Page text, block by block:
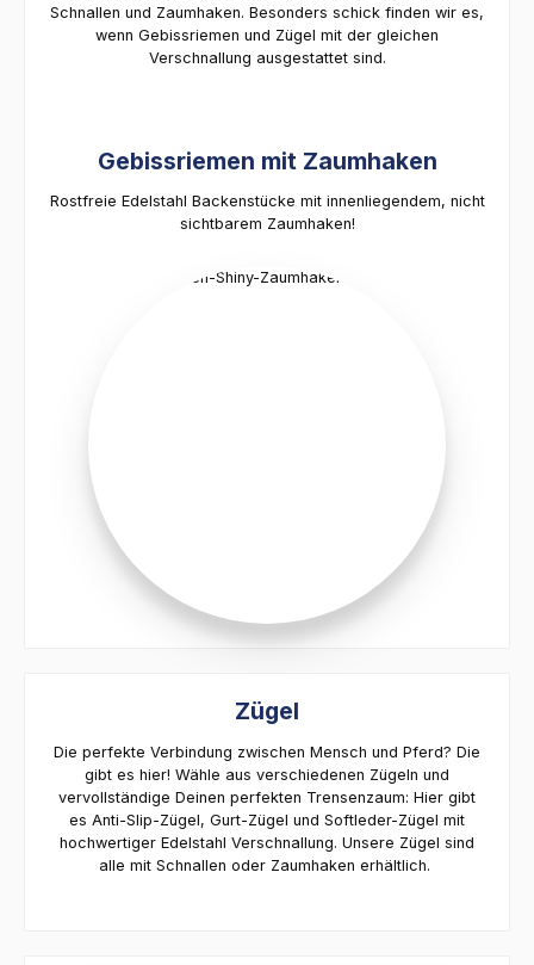
Schnallen und Zaumhaken. Besonders schick finden wir es,
wenn Gebissriemen und Zügel mit der gleichen
Verschnallung ausgestattet sind.
Gebissriemen mit Zaumhaken
Rostfreie Edelstahl Backenstücke mit innenliegendem, nicht
sichtbarem Zaumhaken!
Zügel
Die perfekte Verbindung zwischen Mensch und Pferd? Die
gibt es hier! Wähle aus verschiedenen Zügeln und
vervollständige Deinen perfekten Trensenzaum: Hier gibt
es Anti-Slip-Zügel, Gurt-Zügel und Softleder-Zügel mit
hochwertiger Edelstahl Verschnallung. Unsere Zügel sind
alle mit Schnallen oder Zaumhaken erhältlich.